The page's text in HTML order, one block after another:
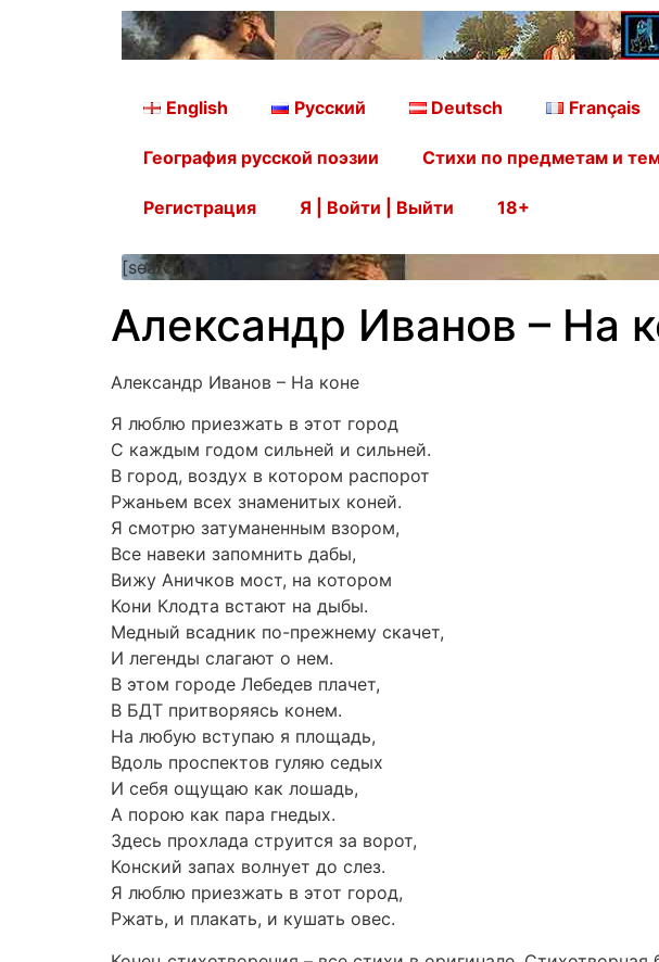
English Русский Deutsch Français
География русской поэзии Стихи по предметам и
Регистрация Я | Войти | Выйти 18+
[searchform]
Александр Иванов – На
Александр Иванов – На коне
Я люблю приезжать в этот город
С каждым годом сильней и сильней.
В город, воздух в котором распорот
Ржаньем всех знаменитых коней.
Я смотрю затуманенным взором,
Все навеки запомнить дабы,
Вижу Аничков мост, на котором
Кони Клодта встают на дыбы.
Медный всадник по-прежнему скачет,
И легенды слагают о нем.
В этом городе Лебедев плачет,
В БДТ притворяясь конем.
На любую вступаю я площадь,
Вдоль проспектов гуляю седых
И себя ощущаю как лошадь,
А порою как пара гнедых.
Здесь прохлада струится за ворот,
Конский запах волнует до слез.
Я люблю приезжать в этот город,
Ржать, и плакать, и кушать овес.